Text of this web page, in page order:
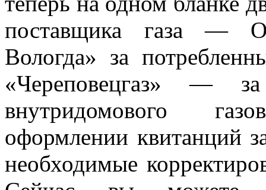
поставщика газа —
Вологда» за
«Череповецгаз» — за
внутридомового
оформлении квитанций
необходимые